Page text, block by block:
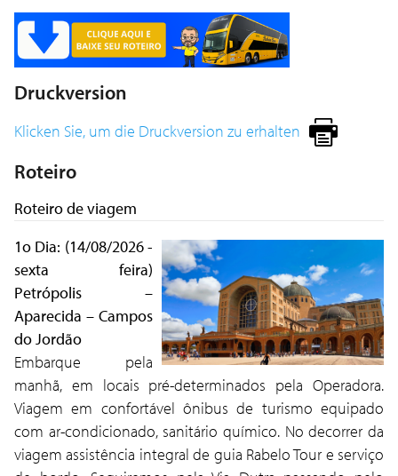
Druckversion
Klicken Sie, um die Druckversion zu erhalten
Roteiro
Roteiro de viagem
1o Dia: (14/08/2026 -
sexta feira)
Petrópolis –
Aparecida – Campos
do Jordão
Embarque pela
manhã, em locais pré-determinados pela Operadora.
Viagem em confortável ônibus de turismo equipado
com ar-condicionado, sanitário químico. No decorrer da
viagem assistência integral de guia Rabelo Tour e serviço